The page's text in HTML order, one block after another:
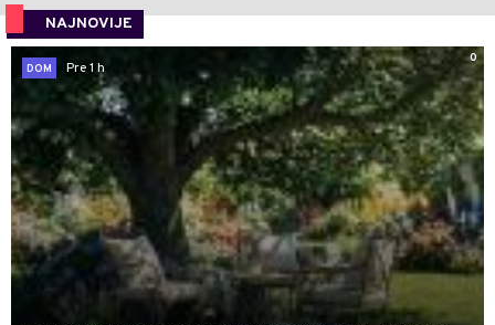
NAJNOVIJE
0
DOM
Pre 1 h